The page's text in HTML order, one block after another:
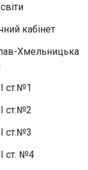
кабінет
Хмельницька
ст.№1
ст.№2
ст.№3
ст. №4